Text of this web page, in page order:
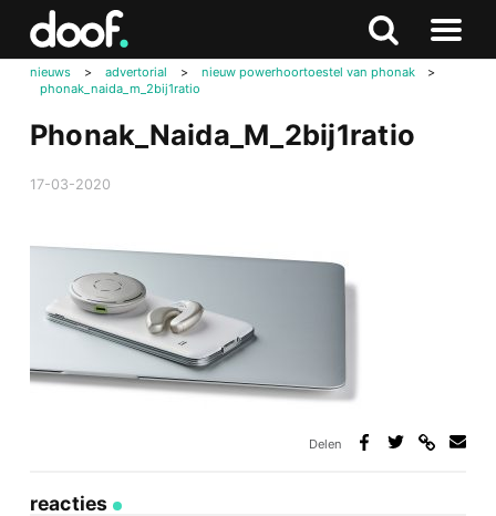
Zoeken
Naar
menu
nieuws > advertorial > nieuw powerhoortoestel van phonak
>
phonak_naida_m_2bij1ratio
Phonak_Naida_M_2bij1ratio
17-03-2020
Delen
reacties
Doof.nl
Zoeken
naar